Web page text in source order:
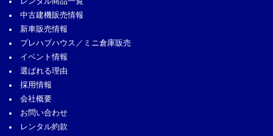
中古建機販売情報
新車販売情報
プレハブハウス／ミニ倉庫販売
イベント情報
選ばれる理由
採用情報
会社概要
お問い合わせ
レンタル約款